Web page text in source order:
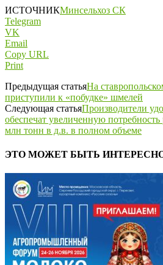
ИСТОЧНИКМинсельхоз СК
Telegram
VK
Email
Copy URL
Print
Предыдущая статьяНа
приступили к «побудке» шмелей
Следующая статьяПроизводители
обеспечат увеличенную
млн тонн в д.в. в полном объеме
ЭТО МОЖЕТ БЫТЬ